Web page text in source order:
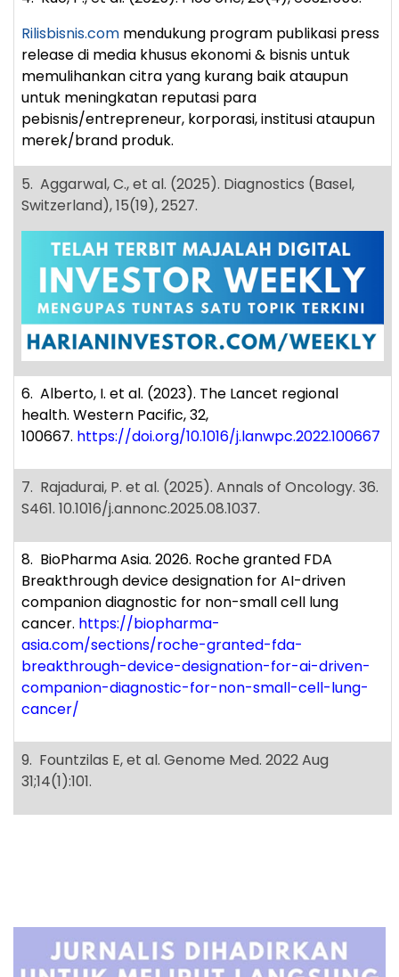
Rilisbisnis.com mendukung program publikasi press
release di media khusus ekonomi & bisnis untuk
memulihankan citra yang kurang baik ataupun
untuk meningkatan reputasi para
pebisnis/entrepreneur, korporasi, institusi ataupun
merek/brand produk.
5. Aggarwal, C., et al. (2025). Diagnostics (Basel,
Switzerland), 15(19), 2527.
6. Alberto, I. et al. (2023). The Lancet regional
health. Western Pacific, 32,
100667. https://doi.org/10.1016/j.lanwpc.2022.100667
7. Rajadurai, P. et al. (2025). Annals of Oncology. 36.
S461. 10.1016/j.annonc.2025.08.1037.
8. BioPharma Asia. 2026. Roche granted FDA
Breakthrough device designation for AI-driven
companion diagnostic for non-small cell lung
cancer. https://biopharma-
asia.com/sections/roche-granted-fda-
breakthrough-device-designation-for-ai-driven-
companion-diagnostic-for-non-small-cell-lung-
cancer/
9. Fountzilas E, et al. Genome Med. 2022 Aug
31;14(1):101.